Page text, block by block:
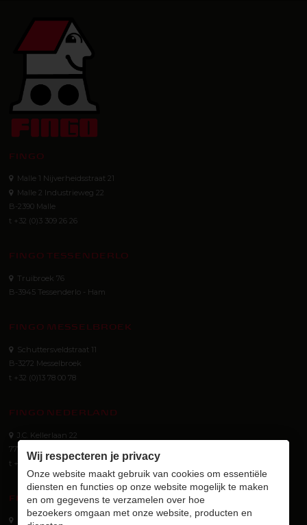
FINGO
Malle 1 Nijverheidsstraat 21
Malle 2 Industrieweg 22
B-2390 Malle
t +32 (0)3 309 26 26
FINGO TESSENDERLO
Truibroek 76
B-3945 Tessenderlo - Ham
FINGO MESSELBROEK
Schuttersveldstraat 11
B-3272 Messelbroek
t +32 (0)13 78 00 78
FINGO NEDERLAND
J.C. Kellerlaan 22
7772 SG Hardenberg (NL)
t +31 (0) 523 745 621
FINGO GMBH
Eurotec-Ring 40
Wij respecteren je privacy
Onze website maakt gebruik van cookies om essentiële
diensten en functies op onze website mogelijk te maken
en om gegevens te verzamelen over hoe
bezoekers omgaan met onze website, producten en